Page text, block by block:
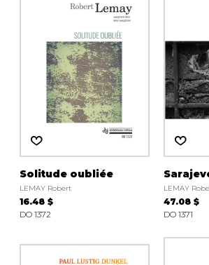
Solitude oubliée
LEMAY Robert
16.48 $
DO 1372
LEMAY
47.08 $
DO 1371